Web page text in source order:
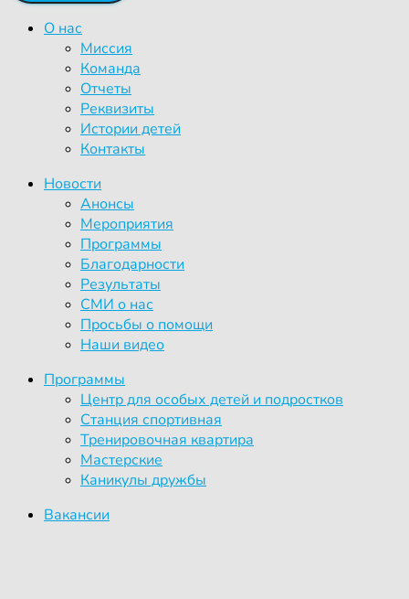
О нас
Миссия
Команда
Отчеты
Реквизиты
Истории детей
Контакты
Новости
Анонсы
Мероприятия
Программы
Благодарности
Результаты
СМИ о нас
Просьбы о помощи
Наши видео
Программы
Центр для особых детей и подростков
Станция спортивная
Тренировочная квартира
Мастерские
Каникулы дружбы
Вакансии